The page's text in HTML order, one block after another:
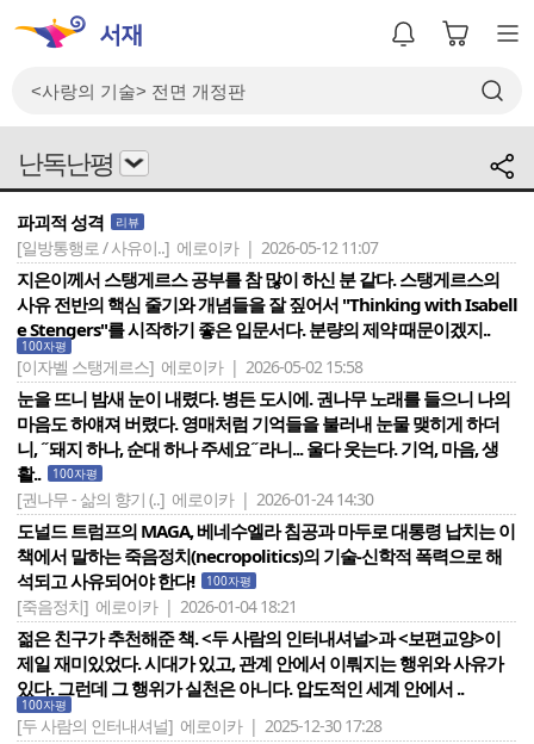
난독난평
파괴적 성격 리뷰
[일방통행로 / 사유이..] 에로이카 | 2026-05-12 11:07
지은이께서 스탱게르스 공부를 참 많이 하신 분 같다. 스탱게르스의
사유 전반의 핵심 줄기와 개념들을 잘 짚어서 "Thinking with Isabell
e Stengers"를 시작하기 좋은 입문서다. 분량의 제약 때문이겠지..
100자평
[이자벨 스탱게르스] 에로이카 | 2026-05-02 15:58
눈을 뜨니 밤새 눈이 내렸다. 병든 도시에. 권나무 노래를 들으니 나의
마음도 하얘져 버렸다. 영매처럼 기억들을 불러내 눈물 맺히게 하더
니, ˝돼지 하나, 순대 하나 주세요˝라니... 울다 웃는다. 기억, 마음, 생
활..
100자평
[권나무 - 삶의 향기 (..] 에로이카 | 2026-01-24 14:30
도널드 트럼프의 MAGA, 베네수엘라 침공과 마두로 대통령 납치는 이
책에서 말하는 죽음정치(necropolitics)의 기술-신학적 폭력으로 해
석되고 사유되어야 한다!
100자평
[죽음정치] 에로이카 | 2026-01-04 18:21
젊은 친구가 추천해준 책. <두 사람의 인터내셔널>과 <보편교양>이
제일 재미있었다. 시대가 있고, 관계 안에서 이뤄지는 행위와 사유가
있다. 그런데 그 행위가 실천은 아니다. 압도적인 세계 안에서 ..
100자평
[두 사람의 인터내셔널] 에로이카 | 2025-12-30 17:28